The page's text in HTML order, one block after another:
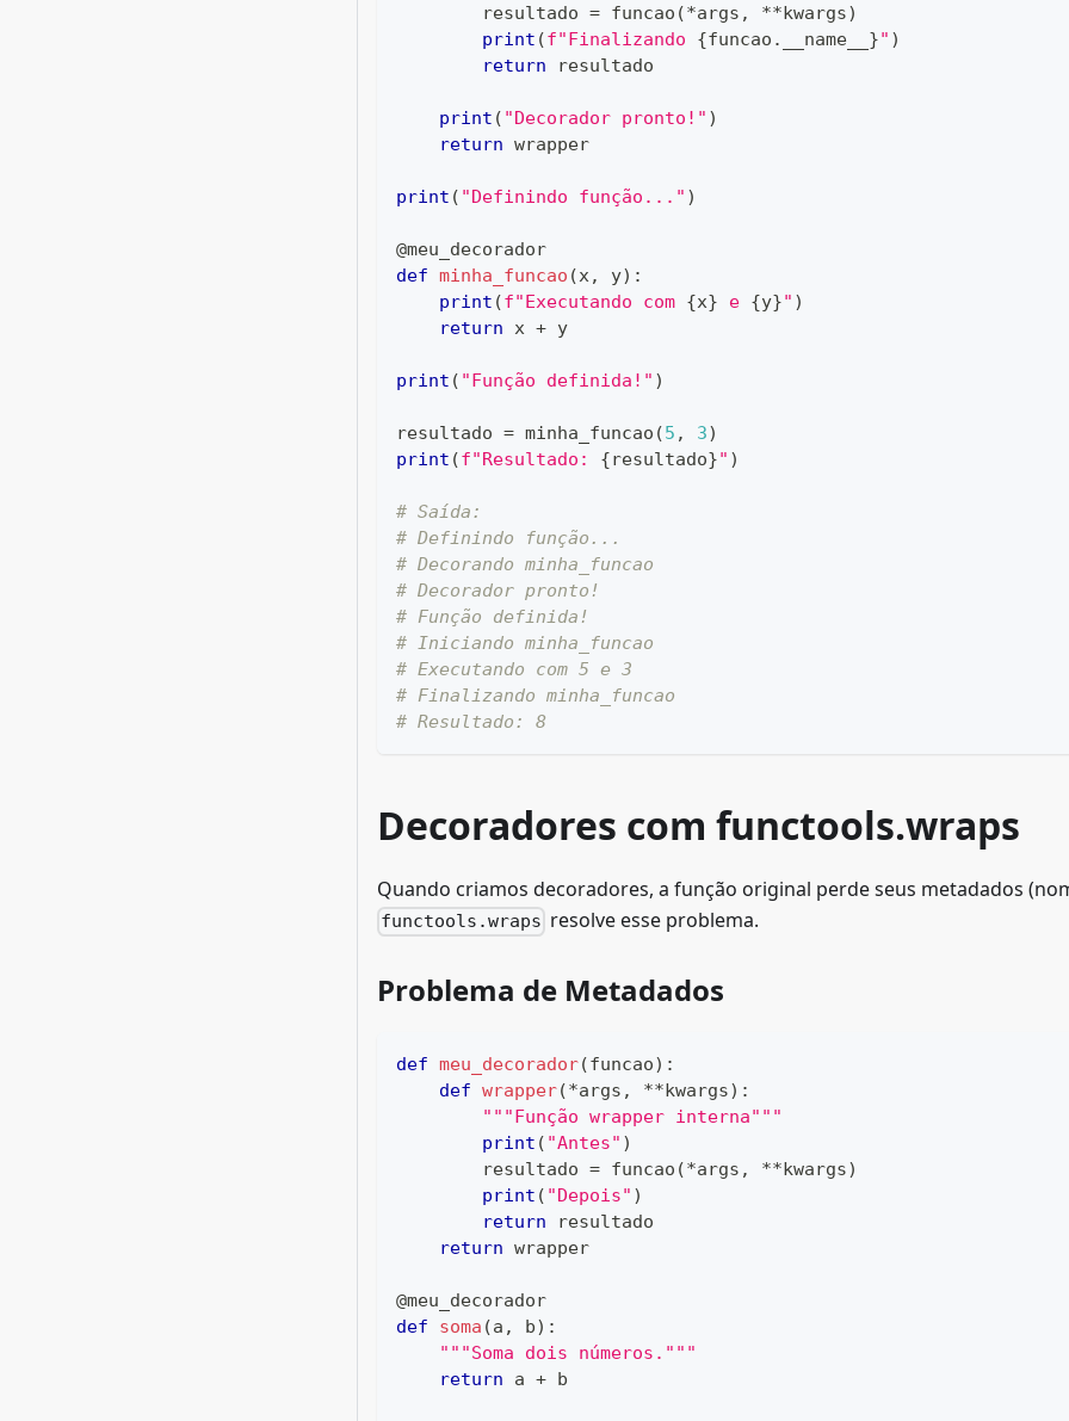
        resultado
= funcao (*args , **kwargs)
print (f"Finalizando {funcao . __name__ }" )
return resultado
print ( "Decorador pronto!" )
return wrapper
print ( "Definindo função..." )
@meu_decorador
def minha_funcao (x, y) :
print (f"Executando com {x} e {y}" )
return x + y
print ( "Função definida!" )
resultado = minha_funcao (5 , 3)
print (f"Resultado: {resultado}" )
# Saída:
# Definindo função...
# Decorando minha_funcao
# Decorador pronto!
# Função definida!
# Iniciando minha_funcao
# Executando com 5 e 3
# Finalizando minha_funcao
# Resultado: 8
Decoradores com functools.wraps
Quando criamos decoradores, a função original perde seus metadados
functools.wraps resolve esse problema.
Problema de Metadados
def meu_decorador(funcao) :
def wrapper(*args , ** kwargs) :
"""Função wrapper interna"""
print ( "Antes" )
        resultado
= funcao (*args , ** kwargs)
print ( "Depois" )
return resultado
return wrapper
@meu_decorador
def
soma (a , b) :
"""Soma dois números."""
return a + b